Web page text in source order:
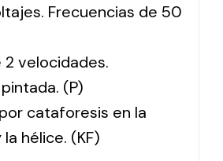
Frecuencias de 50
velocidades.
(P)
cataforesis en la
hélice. (KF)